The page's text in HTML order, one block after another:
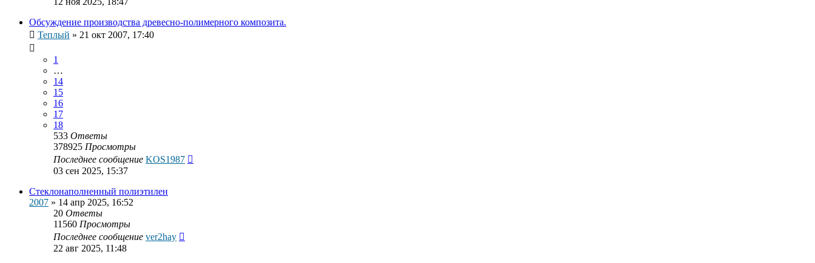
Обсуждение производства древесно-полимерного композита.
Теплый » 21 окт 2007, 17:40
1
…
14
15
16
17
18
533 Ответы
378925 Просмотры
Последнее сообщение KOS1987
03 сен 2025, 15:37
Стеклонаполненный полиэтилен
2007 » 14 апр 2025, 16:52
20 Ответы
11560 Просмотры
Последнее сообщение ver2hay
22 авг 2025, 11:48